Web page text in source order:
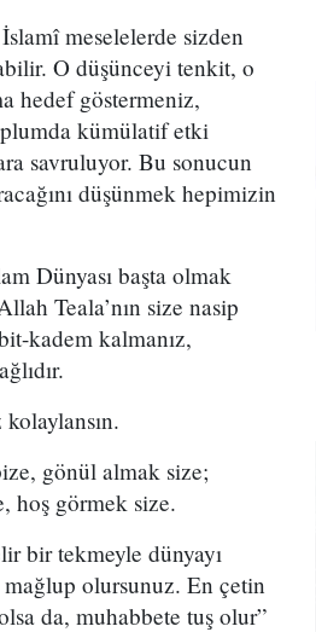
meselelerde sizden
O düşünceyi tenkit, o
hedef göstermeniz,
kümülatif etki
savruluyor. Bu sonucun
düşünmek hepimizin
Dünyası başta olmak
Teala’nın size nasip
kadem kalmanız,
gönül almak size;
hoş görmek size.
bir tekmeyle dünyayı
olursunuz. En çetin
da, muhabbete tuş olur”